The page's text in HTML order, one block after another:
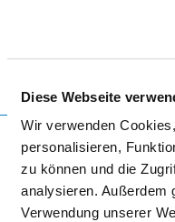
Diese Webseite
Wir verwenden
personalisieren,
zu können und die
analysieren. Außerdem
Verwendung unserer
VITOS
STANDORT